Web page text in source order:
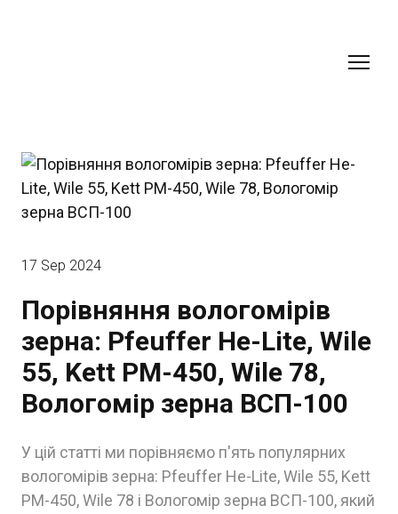
17 Sep 2024
Порівняння вологомірів
зерна: Pfeuffer He-Lite, Wile
55, Kett PM-450, Wile 78,
Вологомір зерна ВСП-100
У цій статті ми порівняємо п'ять популярних
вологомірів зерна: Pfeuffer He-Lite, Wile 55, Kett
PM-450, Wile 78 і Вологомір зерна ВСП-100, який